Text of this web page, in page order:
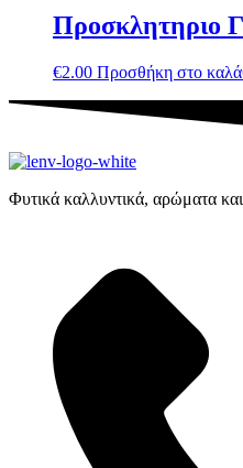
να
στη
του
Προσκλητηριο
€2.00 Προσθήκη στο
Φυτικά καλλυντικά, αρώματα